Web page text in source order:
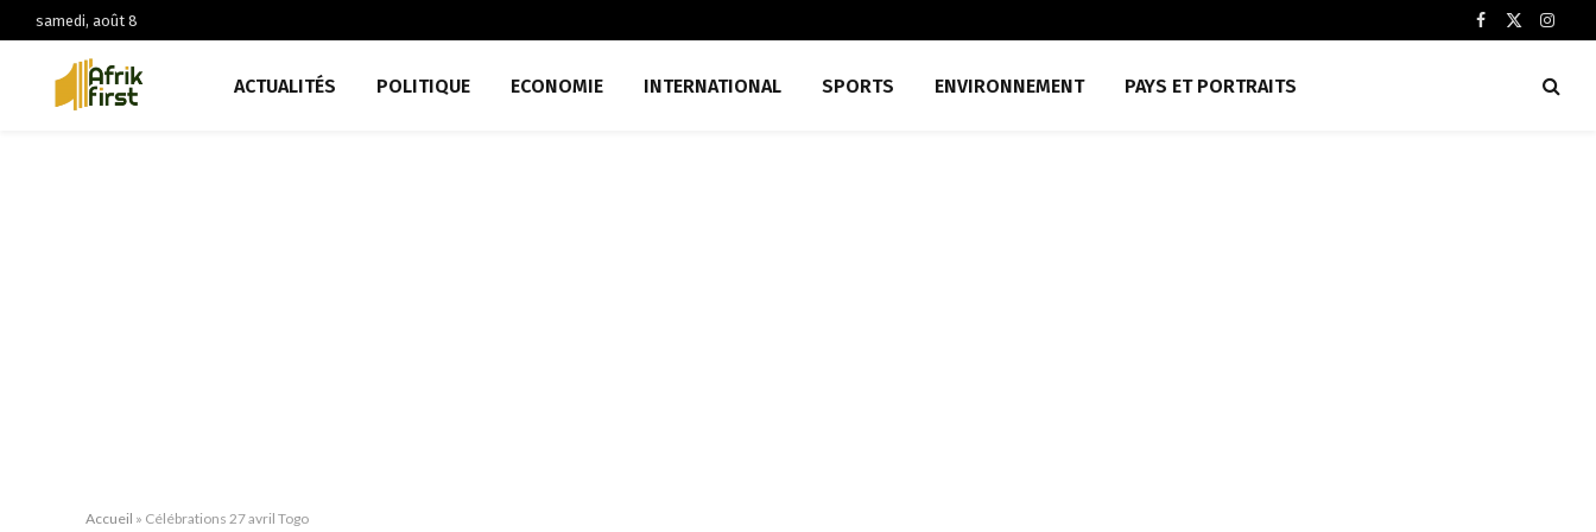
samedi, août 8
Facebook
X
ACTUALITÉS POLITIQUE ECONOMIE INTERNATIONAL SPORTS ENVIRONNEMENT PAYS ET PORTRAITS
Accueil » Célébrations 27 avril Togo